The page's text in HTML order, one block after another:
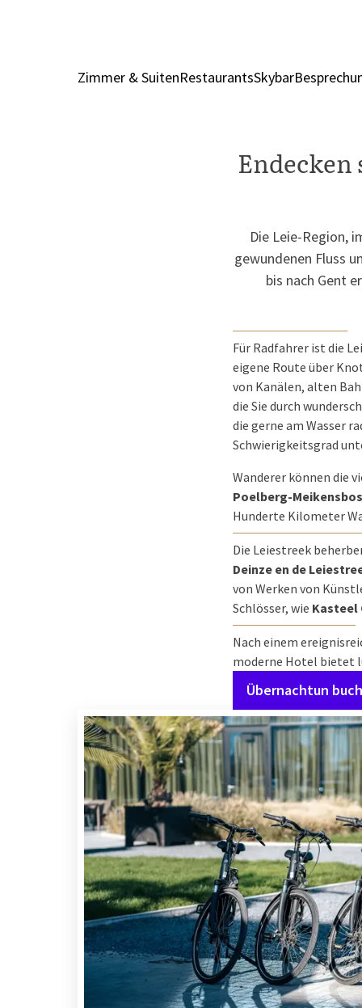
Zimmer & SuitenRestaurantsSkybar
Endecken
Die Leie-Region,
gewundenen Fluss
bis nach Gent
Für Radfahrer ist die
eigene Route über
von Kanälen, alten
die Sie durch
die gerne am Wasser
Schwierigkeitsgrad
Wanderer können die
Poelberg-
Hunderte Kilometer
Die Leiestreek
Deinze en de
von Werken von
Schlösser, wie Kasteel
Nach einem
moderne Hotel bietet
Übernachtun